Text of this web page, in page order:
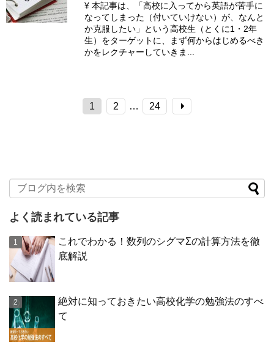
¥ 本記事は、「高校に入ってから英語が苦手に
なってしまった（付いていけない）が、なんと
か克服したい」という高校生（とくに1・2年
生）をターゲットに、まず何からはじめるべき
かをレクチャーしていきま...
1 2 … 24
よく読まれている記事
これでわかる！数列のシグマΣの計算方法を徹
底解説
絶対に知っておきたい高校化学の勉強法のすべ
て